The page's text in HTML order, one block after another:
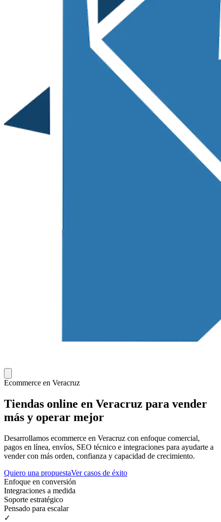
Ecommerce en Veracruz
Tiendas online en Veracruz para vender
más y operar mejor
Desarrollamos ecommerce en Veracruz con enfoque comercial,
pagos en línea, envíos, SEO técnico e integraciones para ayudarte a
vender con más orden, confianza y capacidad de crecimiento.
Quiero una propuestaVer casos de éxito
Enfoque en conversión
Integraciones a medida
Soporte estratégico
Pensado para escalar
✓